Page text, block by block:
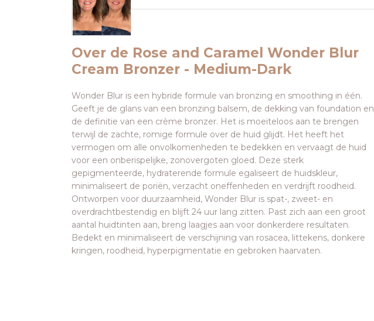
Over de Rose and Caramel Wonder Blur
Cream Bronzer - Medium-Dark
Wonder Blur is een hybride formule van bronzing en smoothing in één.
Geeft je de glans van een bronzing balsem, de dekking van foundation en
de definitie van een crème bronzer. Het is moeiteloos aan te brengen
terwijl de zachte, romige formule over de huid glijdt. Het heeft het
vermogen om alle onvolkomenheden te bedekken en vervaagt de huid
voor een onberispelijke, zonovergoten gloed. Deze sterk
gepigmenteerde, hydraterende formule egaliseert de huidskleur,
minimaliseert de poriën, verzacht oneffenheden en verdrijft roodheid.
Ontworpen voor duurzaamheid, Wonder Blur is spat-, zweet- en
overdrachtbestendig en blijft 24 uur lang zitten. Past zich aan een groot
aantal huidtinten aan, breng laagjes aan voor donkerdere resultaten.
Bedekt en minimaliseert de verschijning van rosacea, littekens, donkere
kringen, roodheid, hyperpigmentatie en gebroken haarvaten.